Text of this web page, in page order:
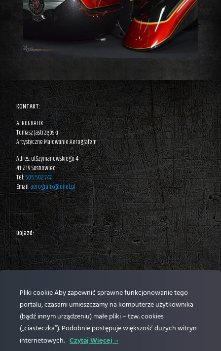
KONTAKT:
AEROGRAFIX
Tomasz Jastrzębski
Artystyczne Malowanie Aerografem
Adres: ul.Szymanowskiego 4
41-219 Sosnowiec
Tel:505 502 747
Email:aerografix@onet.pl
Dojazd:
Pliki cookie Aby zapewnić sprawne funkcjonowanie tego
portalu, czasami umieszczamy na komputerze użytkownika
(bądź innym urządzeniu) małe pliki – tzw. cookies
(„ciasteczka”). Podobnie postępuje większość dużych witryn
internetowych.
Czytaj Więcej